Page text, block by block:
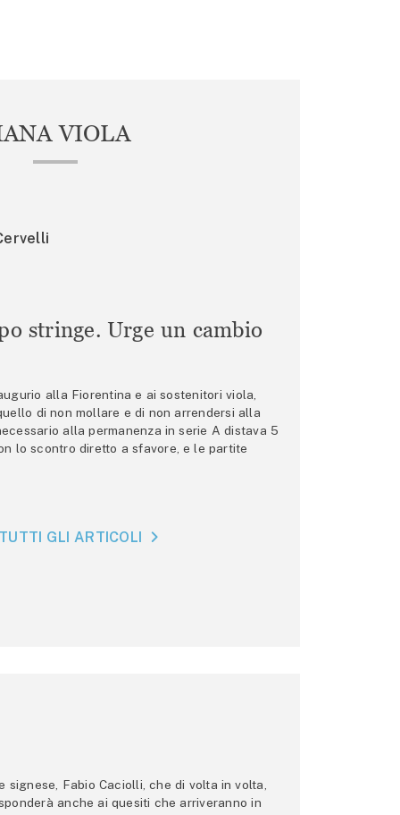
VIOLA
stringe. Urge un cambio
alla Fiorentina e ai sostenitori viola,
di non mollare e di non arrendersi alla
alla permanenza in serie A distava 5
lo scontro diretto a sfavore, e le partite
GLI ARTICOLI
Fabio Caciolli, che di volta in volta,
anche ai quesiti che arriveranno in